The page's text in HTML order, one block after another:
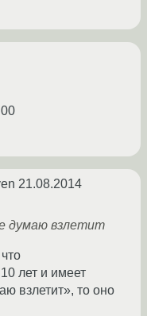
21.08.2014
думаю взлетит
лет и имеет
взлетит», то оно